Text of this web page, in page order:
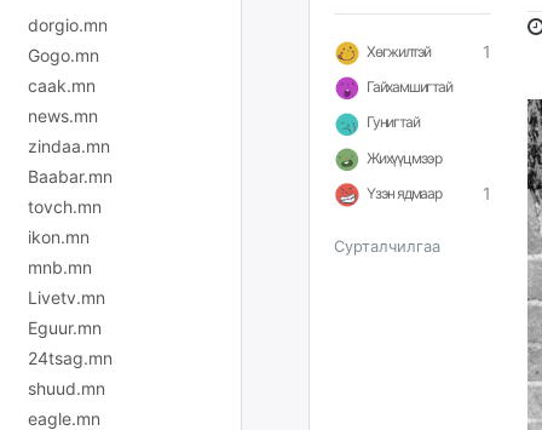
dorgio.mn
Gogo.mn
caak.mn
news.mn
zindaa.mn
Baabar.mn
tovch.mn
ikon.mn
mnb.mn
Livetv.mn
Eguur.mn
24tsag.mn
shuud.mn
eagle.mn
Хөгжилтэй 1
Гайхамшигтай
Гунигтай
Жихүүцмээр
Үзэн ядмаар
1
Сурталчилгаа